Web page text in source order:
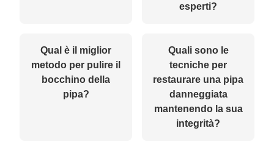
esperti?
Qual è il miglior
metodo per pulire il
bocchino della
pipa?
Quali sono le
tecniche per
restaurare una pipa
danneggiata
mantenendo la sua
integrità?